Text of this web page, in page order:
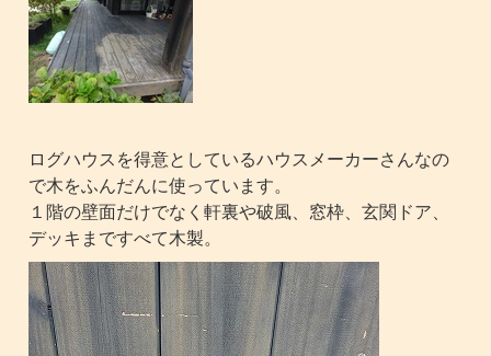
ログハウスを得意としているハウスメーカーさんなの
で木をふんだんに使っています。
１階の壁面だけでなく軒裏や破風、窓枠、玄関ドア、
デッキまですべて木製。